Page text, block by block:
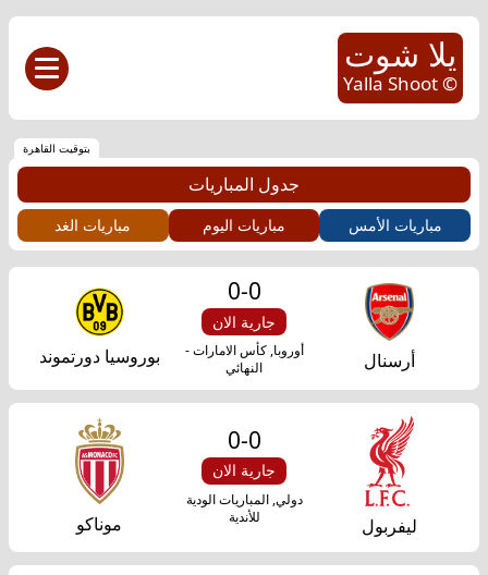
يلا شوت
© Yalla Shoot
بتوقيت القاهرة
جدول المباريات
مباريات الأمس مباريات اليوم مباريات الغد
أرسنال
0
-
0
جارية الان
أوروبا, كأس الامارات -
النهائي
بوروسيا دورتموند
ليفربول
0
-
0
جارية الان
دولي, المباريات الودية
للأندية
موناكو